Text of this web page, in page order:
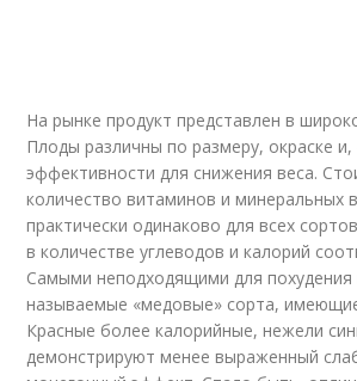
На рынке продукт представлен в
Плоды различны по размеру, окраске
эффективности для снижения веса.
количество витаминов и минеральных
практически одинаково для всех
в количестве углеводов и калорий
Самыми неподходящими для похудения
называемые «медовые» сорта,
Красные более калорийные, нежели
демонстрируют менее выраженный